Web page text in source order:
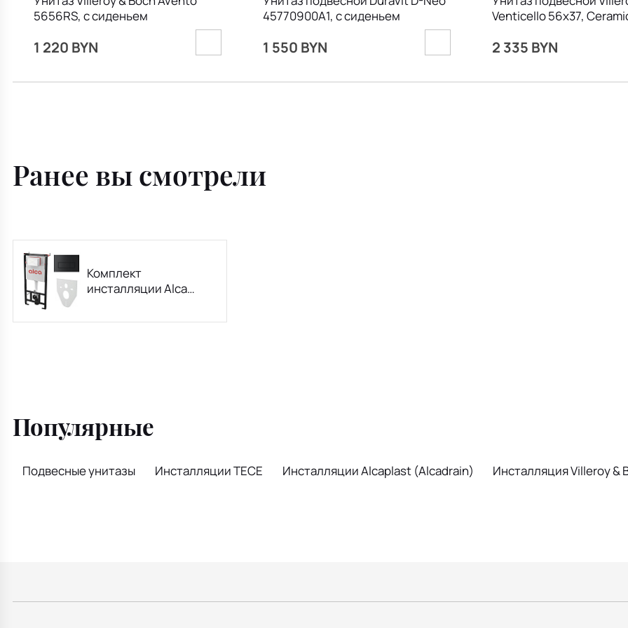
5656RS, с сиденьем
1 220 BYN
45770900A1, с сиденьем
1 550 BYN
Venticello 56х37,
2 335 BYN
Ранее вы смотрели
Комплект
инсталляции Alca
Thin M578, черная, 4в1
Популярные
Подвесные унитазы Инсталляции TECE Инсталляции Alcaplast (Alcadrain) Инсталляция Villeroy &